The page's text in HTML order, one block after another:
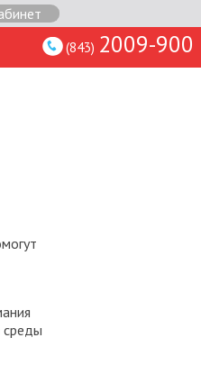
(843) 2009-900
среды